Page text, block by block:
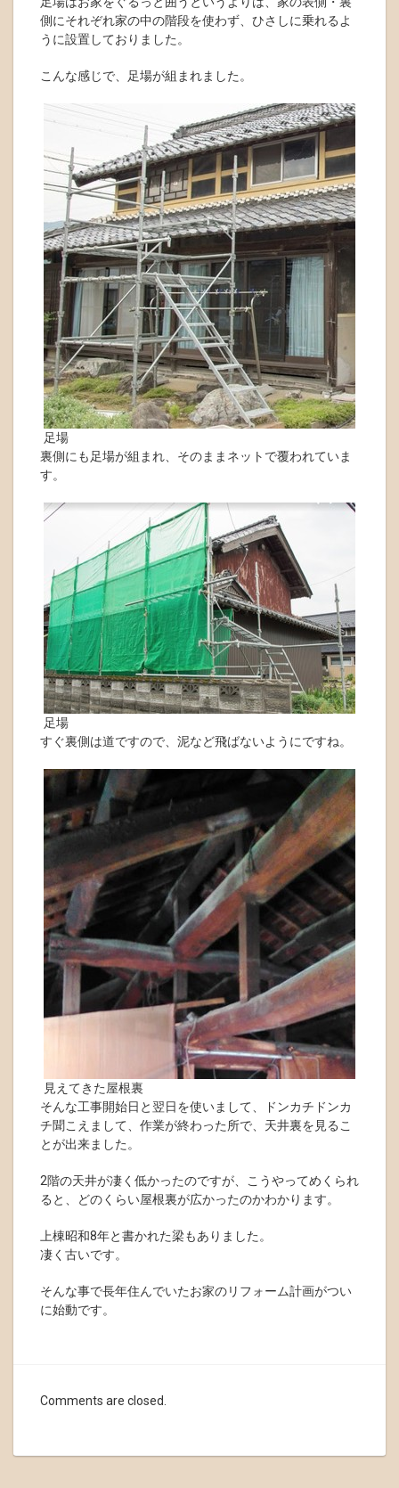
側にそれぞれ家の中の階段を使わず、ひさしに乗れるよ
うに設置しておりました。
こんな感じで、足場が組まれました。
足場
裏側にも足場が組まれ、そのままネットで覆われていま
す。
足場
すぐ裏側は道ですので、泥など飛ばないようにですね。
見えてきた屋根裏
そんな工事開始日と翌日を使いまして、ドンカチドンカ
チ聞こえまして、作業が終わった所で、天井裏を見るこ
とが出来ました。
2階の天井が凄く低かったのですが、こうやってめくられ
ると、どのくらい屋根裏が広かったのかわかります。
上棟昭和8年と書かれた梁もありました。
凄く古いです。
そんな事で長年住んでいたお家のリフォーム計画がつい
に始動です。
Comments are closed.